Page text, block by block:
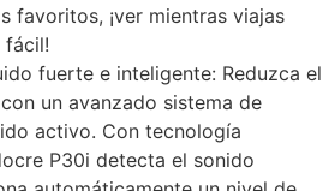
favoritos, ¡ver mientras viajas
fácil!
fuerte e inteligente: Reduzca el
un avanzado sistema de
activo. Con tecnología
P30i detecta el sonido